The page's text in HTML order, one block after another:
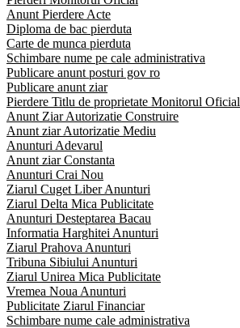
Anunt Pierdere Acte
Diploma de bac pierduta
Carte de munca pierduta
Schimbare nume pe cale administrativa
Publicare anunt posturi gov ro
Publicare anunt ziar
Pierdere Titlu de proprietate Monitorul Oficial
Anunt Ziar Autorizatie Construire
Anunt ziar Autorizatie Mediu
Anunturi Adevarul
Anunt ziar Constanta
Anunturi Crai Nou
Ziarul Cuget Liber Anunturi
Ziarul Delta Mica Publicitate
Anunturi Desteptarea Bacau
Informatia Harghitei Anunturi
Ziarul Prahova Anunturi
Tribuna Sibiului Anunturi
Ziarul Unirea Mica Publicitate
Vremea Noua Anunturi
Publicitate Ziarul Financiar
Schimbare nume cale administrativa